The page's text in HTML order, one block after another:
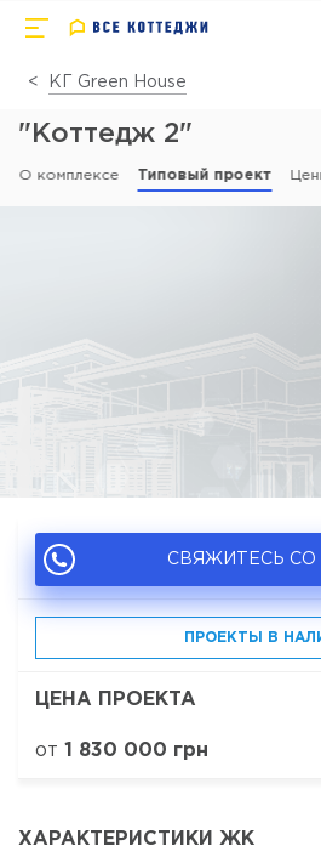
КГ Green House
"Коттедж 2"
О комплексе Типовый проект
СВЯЖИТЕСЬ СО
ПРОЕКТЫ В
ЦЕНА ПРОЕКТА
от 1 830 000 грн
ХАРАКТЕРИСТИКИ ЖК